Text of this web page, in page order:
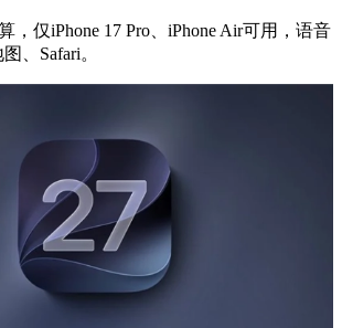
，仅iPhone 17 Pro、iPhone Air可用，语音
、Safari。